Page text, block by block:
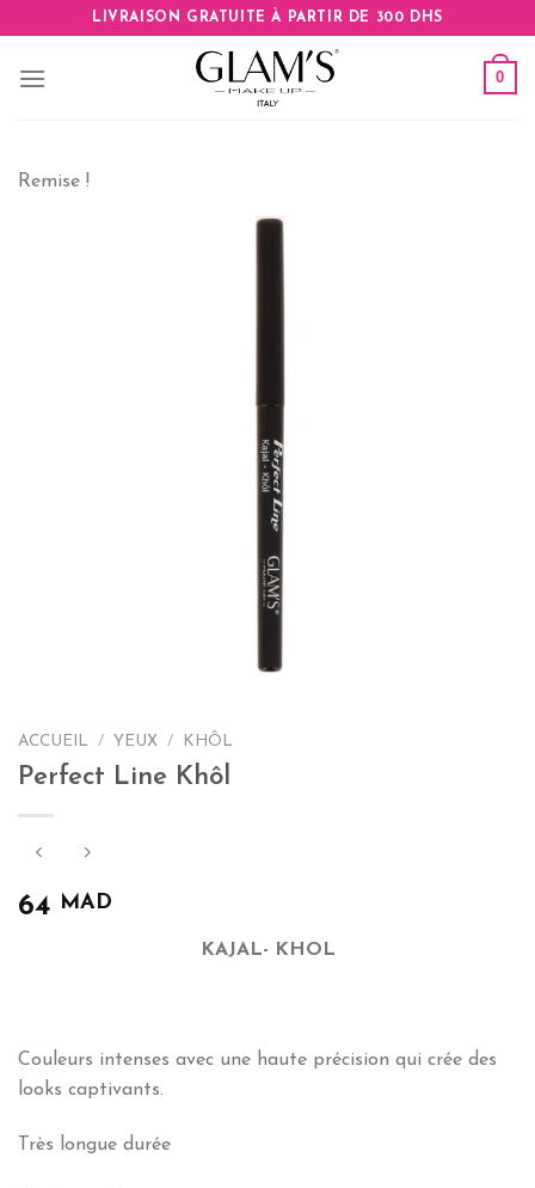
content
LIVRAISON GRATUITE À PARTIR DE 300 DHS
0
Remise !
ACCUEIL / YEUX / KHÔL
Perfect Line Khôl
64 MAD
KAJAL- KHOL
Couleurs intenses avec une haute précision qui crée des
looks captivants.
Très longue durée